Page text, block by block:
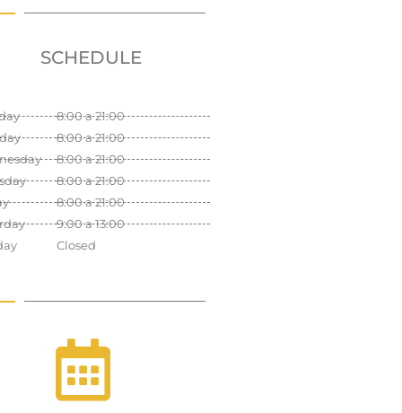
SCHEDULE
8:00 a 21:00
8:00 a 21:00
8:00 a 21:00
8:00 a 21:00
8:00 a 21:00
9:00 a 13:00
Closed